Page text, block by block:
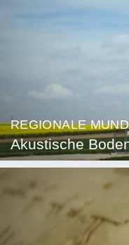
REGIONALE
Akustische